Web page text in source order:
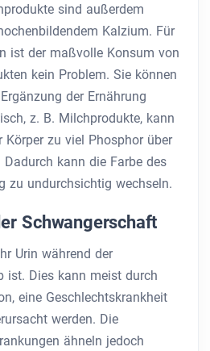
sind außerdem
Kalzium. Für
ist der maßvolle Konsum von
kein Problem. Sie können
der Ernährung
z. B. Milchprodukte, kann
Körper zu viel Phosphor über
kann die Farbe des
zu undurchsichtig wechseln.
Schwangerschaft
Urin während der
ist. Dies kann meist durch
eine Geschlechtskrankheit
werden. Die
ähneln jedoch